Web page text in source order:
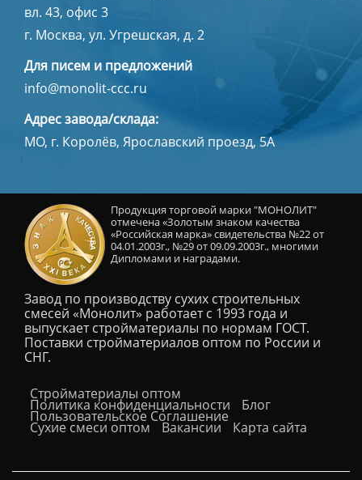
вл. 43, офис 3
г. Москва, ул. Угрешская, д. 2
Для писем и предложений
info@monolit-ccc.ru
Адрес завода/склада:
МО, г. Королёв, Ярославский проезд, 5А
Продукция торговой марки "МОНОЛИТ"
отмечена «Золотым знаком качества
«Российская марка» свидетельства №22 от
04.01.2003г., №29 от 09.09.2003г., многими
Дипломами и наградами.
Завод по производству сухих строительных
смесей «Монолит» работает с 1993 года и
выпускает стройматериалы по нормам ГОСТ.
Поставки стройматериалов оптом по России и
СНГ.
Cтройматериалы оптом
Политика конфиденциальности Блог
Пользовательское Соглашение
Сухие смеси оптом Вакансии Карта сайта